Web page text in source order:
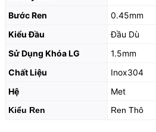
Bước Ren
0.45mm
Kiểu Đầu
Đầu Dù
Sử Dụng Khóa LG
1.5mm
Chất Liệu
Inox304
Hệ
Met
Kiểu Ren Ren Thô